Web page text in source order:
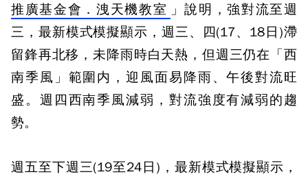
推廣基金會．洩天機教室 」說明，強對流至週
三，最新模式模擬顯示，週三、四(17、18日)滯
留鋒再北移，未降雨時白天熱，但週三仍在「西
南季風」範圍内，迎風面易降雨、午後對流旺
盛。週四西南季風減弱，對流強度有減弱的趨
勢。
週五至下週三(19至24日)，最新模式模擬顯示，